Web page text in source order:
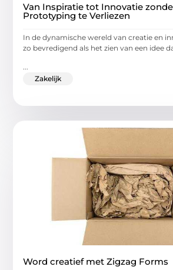
Van Inspiratie tot Innovatie
Prototyping te Verliezen
In de dynamische wereld van creatie en
zo bevredigend als het zien van een idee
...
Zakelijk
Word creatief met Zigzag Forms